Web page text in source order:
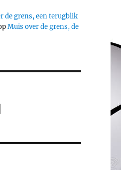
de grens, een terugblik
Muis over de grens, de